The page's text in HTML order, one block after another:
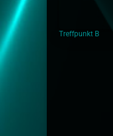
Treffpunkt B